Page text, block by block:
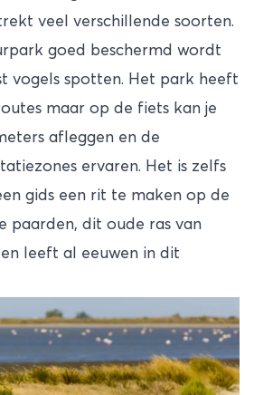
veel verschillende soorten.
goed beschermd wordt
vogels spotten. Het park heeft
maar op de fiets kan je
afleggen en de
ervaren. Het is zelfs
gids een rit te maken op de
paarden, dit oude ras van
leeft al eeuwen in dit